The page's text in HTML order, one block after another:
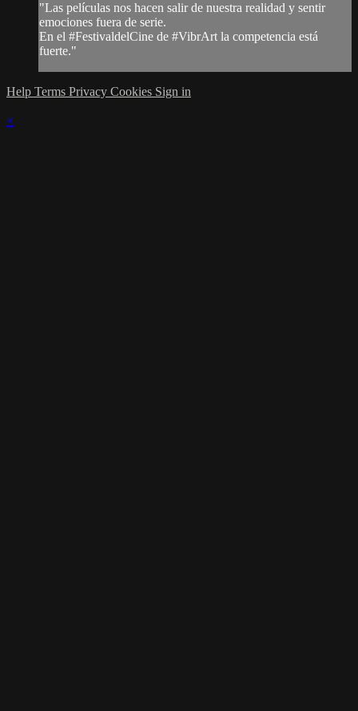
"Las películas nos hacen salir de nuestra realidad y sentir
emociones fuera de serie.
En el #FestivaldelCine de #VibrArt la competencia está
fuerte."
Help Terms Privacy Cookies Sign in
×